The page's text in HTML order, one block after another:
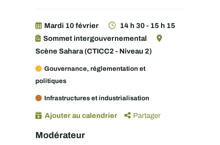
Mardi 10 février
14 h 30 - 15 h 15
Sommet intergouvernemental
Scène Sahara (CTICC2 - Niveau 2)
Gouvernance, réglementation et
politiques
Infrastructures et industrialisation
Ajouter au calendrier Partager
Modérateur